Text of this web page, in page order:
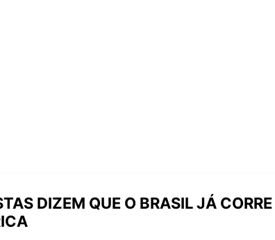
DIZEM QUE O BRASIL JÁ